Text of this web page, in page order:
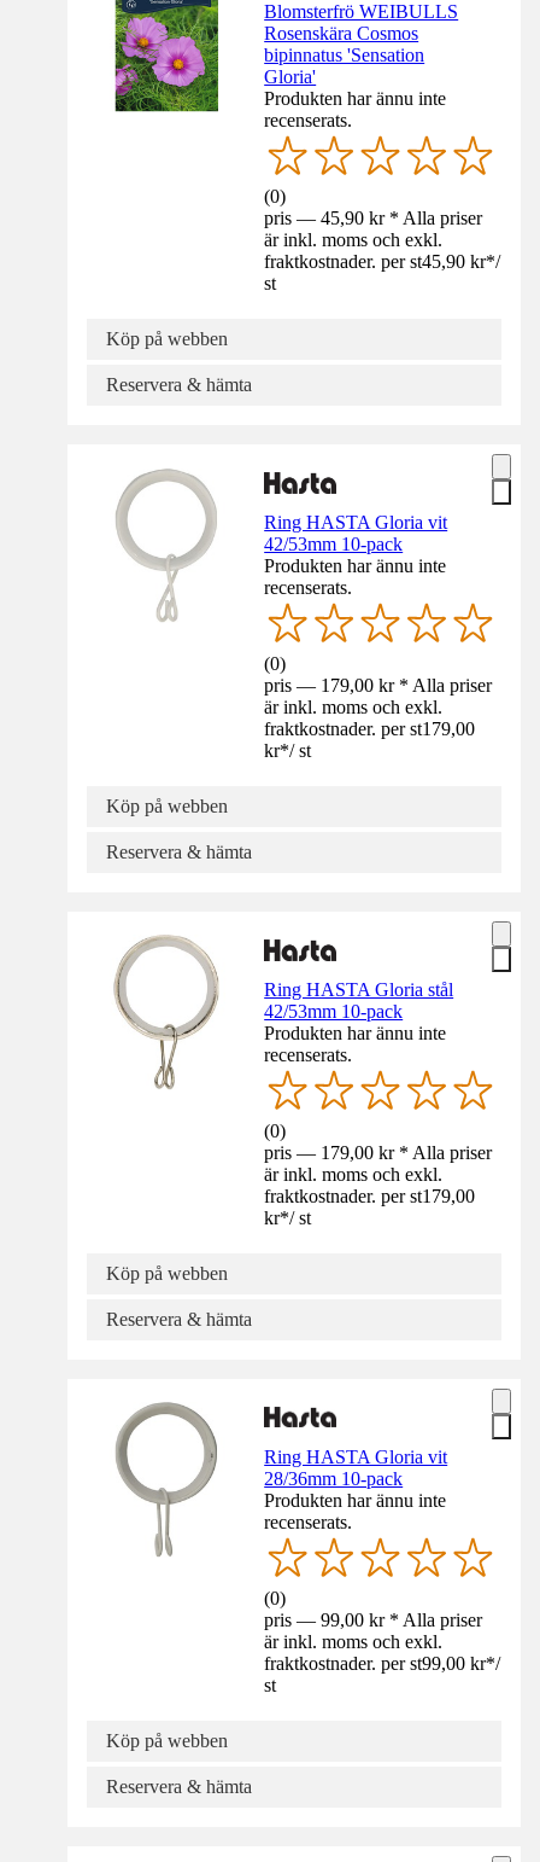
Blomsterfrö WEIBULLS
Rosenskära Cosmos
bipinnatus 'Sensation
Gloria'
Produkten har ännu inte
recenserats.
(0)
pris — 45,90 kr * Alla priser
är inkl. moms och exkl.
fraktkostnader. per st45,90 kr*/
st
Köp på webben
Reservera & hämta
Ring HASTA Gloria vit
42/53mm 10-pack
Produkten har ännu inte
recenserats.
(0)
pris — 179,00 kr * Alla priser
är inkl. moms och exkl.
fraktkostnader. per st179,00
kr*/ st
Köp på webben
Reservera & hämta
Ring HASTA Gloria stål
42/53mm 10-pack
Produkten har ännu inte
recenserats.
(0)
pris — 179,00 kr * Alla priser
är inkl. moms och exkl.
fraktkostnader. per st179,00
kr*/ st
Köp på webben
Reservera & hämta
Ring HASTA Gloria vit
28/36mm 10-pack
Produkten har ännu inte
recenserats.
(0)
pris — 99,00 kr * Alla priser
är inkl. moms och exkl.
fraktkostnader. per st99,00 kr*/
st
Köp på webben
Reservera & hämta